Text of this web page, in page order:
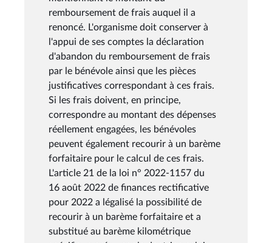
remboursement de frais auquel il a
renoncé. L'organisme doit conserver à
l'appui de ses comptes la déclaration
d'abandon du remboursement de frais
par le bénévole ainsi que les pièces
justificatives correspondant à ces frais.
Si les frais doivent, en principe,
correspondre au montant des dépenses
réellement engagées, les bénévoles
peuvent également recourir à un barème
forfaitaire pour le calcul de ces frais.
L'article 21 de la loi n° 2022-1157 du
16 août 2022 de finances rectificative
pour 2022 a légalisé la possibilité de
recourir à un barème forfaitaire et a
substitué au barème kilométrique